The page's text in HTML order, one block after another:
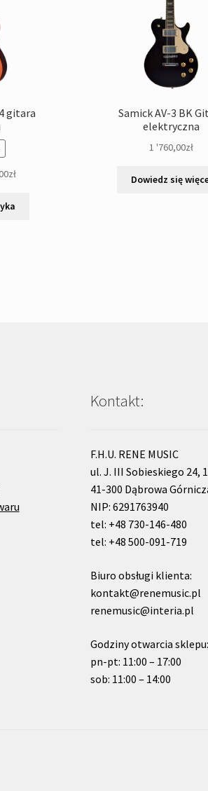
gitara
złAktualna
Samick AV-3 BK
elektryczna
1 '760,00zł
Dowiedz się
Kontakt:
F.H.U. RENE MUSIC
ul. J. III Sobieskiego 24,
41-300 Dąbrowa
NIP: 6291763940
tel: +48 730-146-480
tel: +48 500-091-719
Biuro obsługi klienta:
kontakt@renemusic.pl
renemusic@interia.pl
Godziny otwarcia sklepu:
pn-pt: 11:00 – 17:00
sob: 11:00 – 14:00